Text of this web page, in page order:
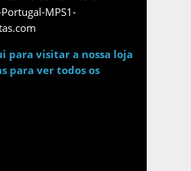
para visitar a nossa loja
para ver todos os